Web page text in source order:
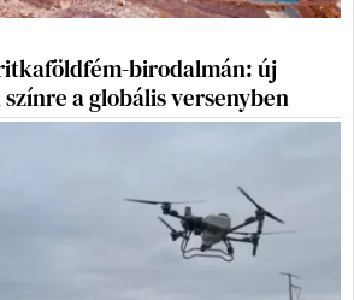
birodalmán: új
a globális versenyben